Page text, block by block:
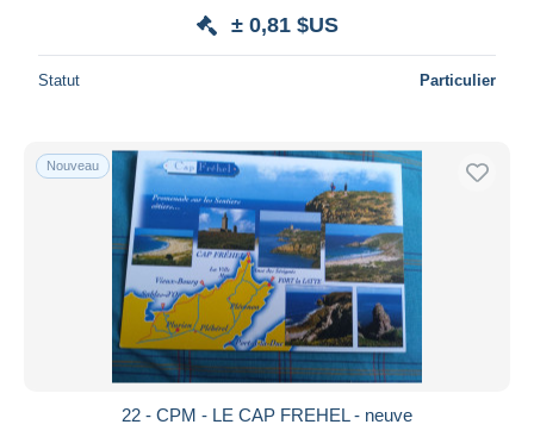
± 0,81 $US
Statut Particulier
Nouveau
22 - CPM - LE CAP FREHEL - neuve